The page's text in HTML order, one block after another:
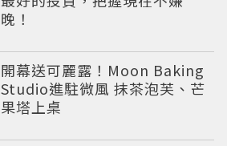
晚！
開幕送可麗露！Moon Baking
Studio進駐微風 抹茶泡芙、芒
果塔上桌